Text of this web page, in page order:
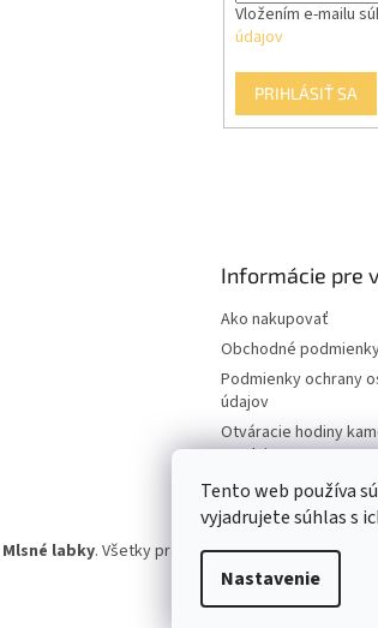
Tento web používa
vyjadrujete súhlas s
Nastavenie
Vložením e-mailu
údajov
PRIHLÁSIŤ SA
Informácie pre
Ako nakupovať
Obchodné
Podmienky ochrany
údajov
Otváracie hodiny
predajne
Mlsné labky. Všetky práva vyhradené.Upraviť